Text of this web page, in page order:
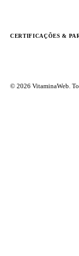
CERTIFICAÇÕES &
© 2026 VitaminaWeb.